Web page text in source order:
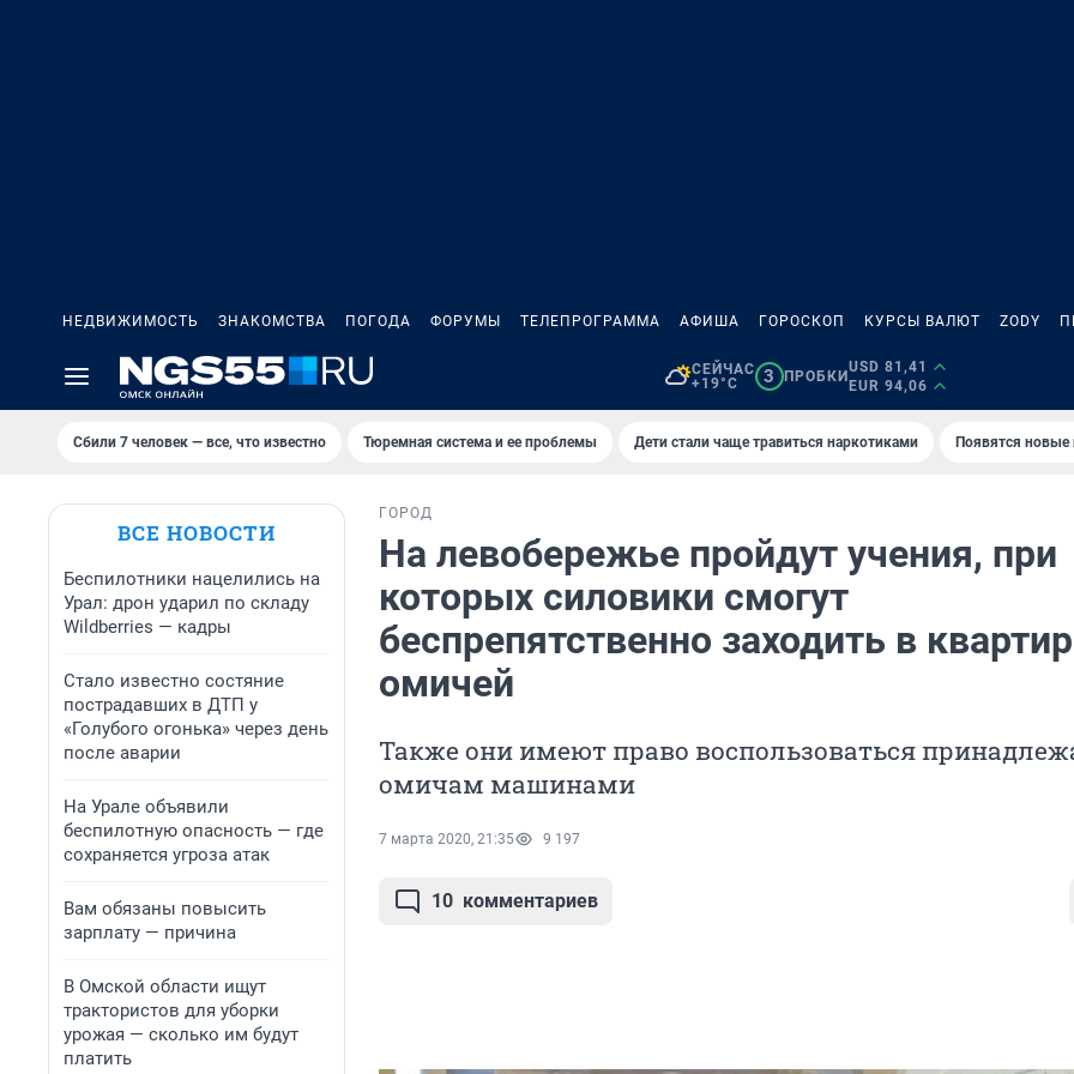
НЕДВИЖИМОСТЬ ЗНАКОМСТВА ПОГОДА ФОРУМЫ ТЕЛЕПРОГРАММА АФИША ГОРОСКОП КУРСЫ ВАЛЮТ ZODY
СЕЙЧАС
+19°C
3 ПРОБКИ
USD 81,41
EUR 94,06
Сбили 7 человек — все, что известно Тюремная система и ее проблемы Дети стали чаще травиться наркотиками Появятся
ВСЕ НОВОСТИ
Беспилотники нацелились на
Урал: дрон ударил по складу
Wildberries — кадры
Стало известно состяние
пострадавших в ДТП у
«Голубого огонька» через день
после аварии
На Урале объявили
беспилотную опасность — где
сохраняется угроза атак
Вам обязаны повысить
зарплату — причина
В Омской области ищут
трактористов для уборки
урожая — сколько им будут
платить
ГОРОД
На левобережье пройдут учения, при
которых силовики смогут
беспрепятственно заходить в
омичей
Также они имеют право воспользоваться
омичам машинами
7 марта 2020, 21:35 9 197
10 комментариев